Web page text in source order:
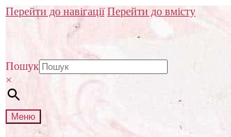
Перейти до навігації Перейти до вмісту
Пошук
×
Меню